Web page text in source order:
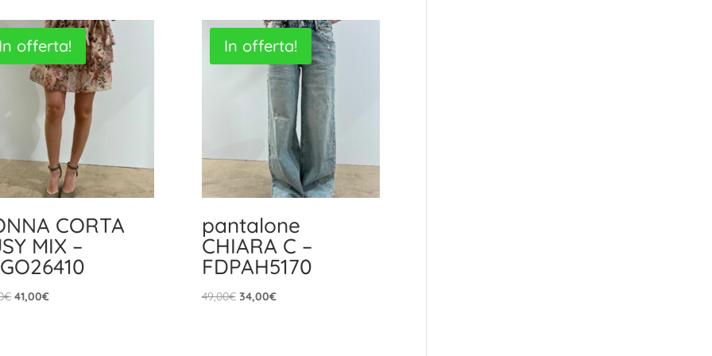
In offerta!
CORTA
MIX –
€ Il
41,00€Il
In offerta!
pantalone
CHIARA C –
FDPAH5170
49,00€ Il
34,00€Il